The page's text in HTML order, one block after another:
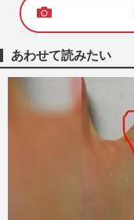
あわせて読みたい